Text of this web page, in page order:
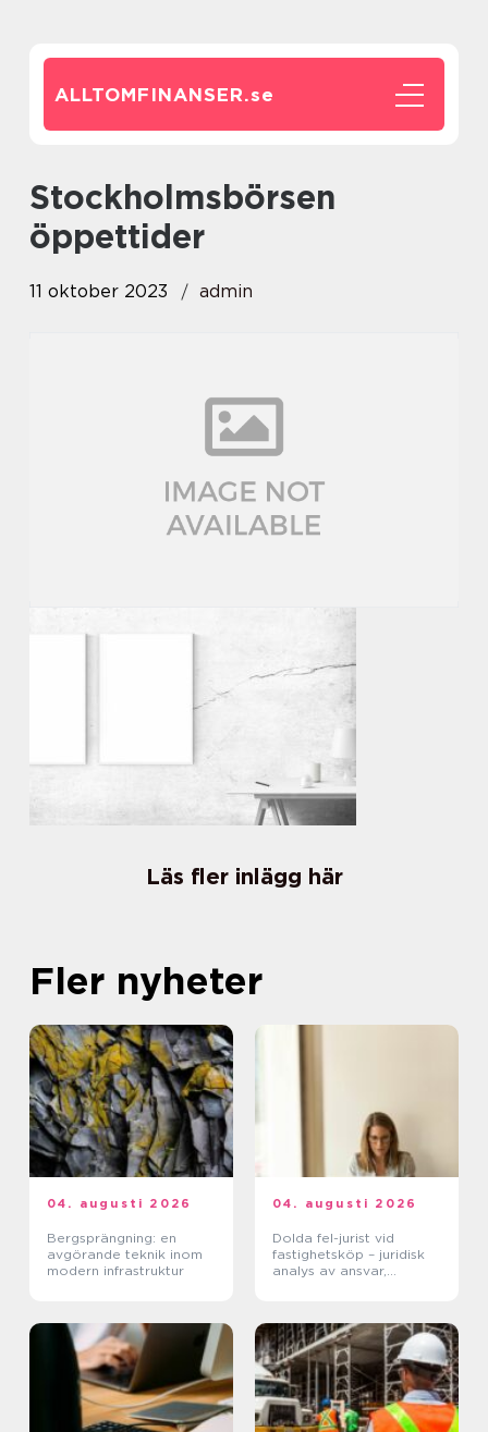
ALLTOMFINANSER.se
stockholmsbörsen
öppettider
11 oktober 2023 admin
Läs fler inlägg här
Fler nyheter
04. augusti 2026
Bergsprängning: en
avgörande teknik inom
modern infrastruktur
04. augusti 2026
Dolda fel-jurist vid
fastighetsköp – juridisk
analys av ansvar,